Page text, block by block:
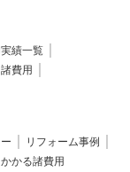
績一覧
費用
リフォーム事例
かる諸費用